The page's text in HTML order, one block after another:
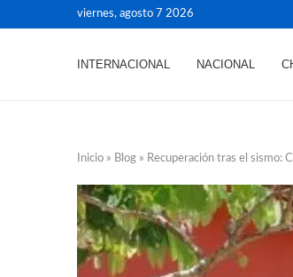
viernes, agosto 7 2026
INTERNACIONAL NACIONAL
Inicio » Blog » Recuperación tras el sismo: